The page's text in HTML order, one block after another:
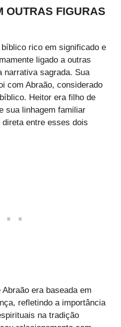
OUTRAS FIGURAS
rico em significado e
ligado a outras
narrativa sagrada. Sua
com Abraão, considerado
Heitor era filho de
sua linhagem familiar
entre esses dois
era baseada em
refletindo a importância
na tradição